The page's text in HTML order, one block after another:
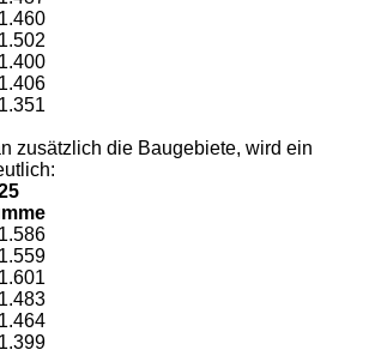
1.460
1.502
1.400
1.406
1.351
zusätzlich die Baugebiete, wird ein
1.586
1.559
1.601
1.483
1.464
1.399